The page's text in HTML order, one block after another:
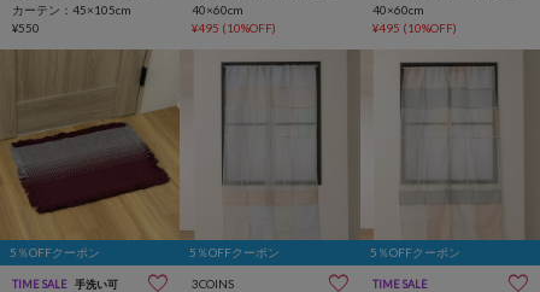
カーテン：45×105cm
¥550
40×60cm
¥495 (10%OFF)
40×60cm
¥495 (10%OFF)
5％OFFクーポン
TIME SALE 手洗い可
5％OFFクーポン
3COINS
5％OFFクーポン
TIME SALE